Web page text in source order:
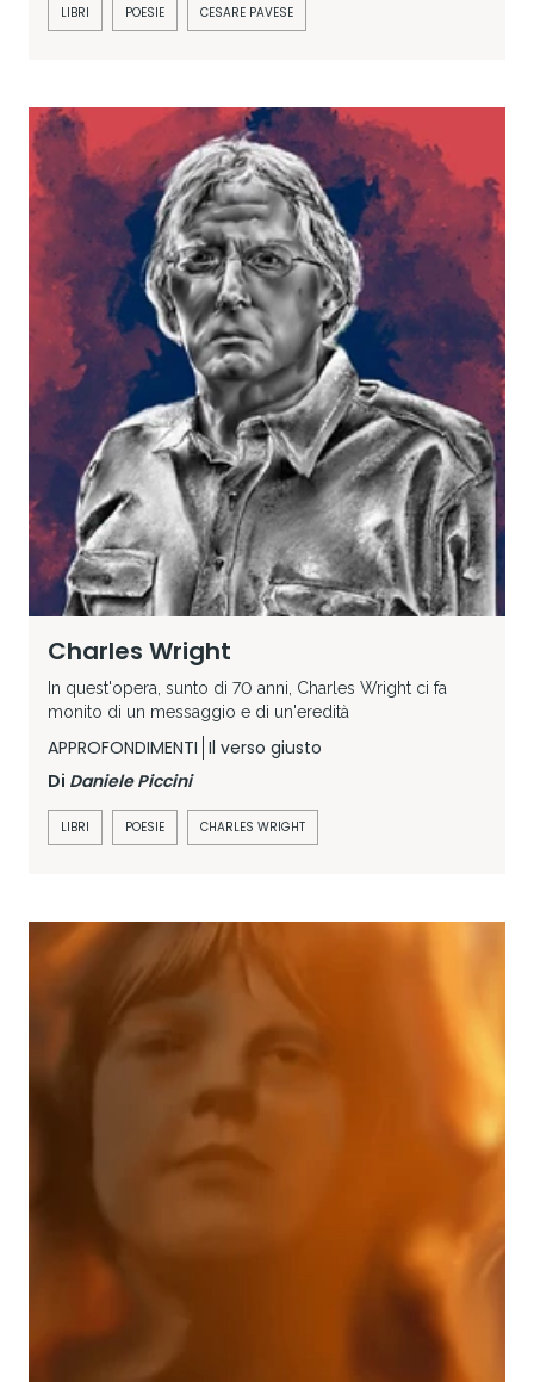
LIBRI POESIE CESARE PAVESE
Charles Wright
In quest'opera, sunto di 70 anni, Charles Wright ci fa
monito di un messaggio e di un'eredità
APPROFONDIMENTI Il verso giusto
Di Daniele Piccini
LIBRI POESIE CHARLES WRIGHT